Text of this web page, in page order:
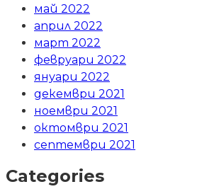
май 2022
април 2022
март 2022
февруари 2022
януари 2022
декември 2021
ноември 2021
октомври 2021
септември 2021
Categories